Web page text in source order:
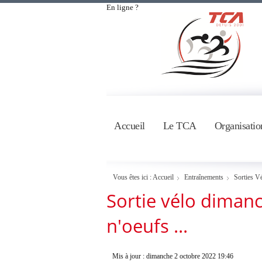
En ligne ?
Accueil Le TCA
Vous êtes ici : Accueil Entraînements Sorties
Sortie vélo
n'oeufs ...
Mis à jour : dimanche 2 octobre 2022 19:46